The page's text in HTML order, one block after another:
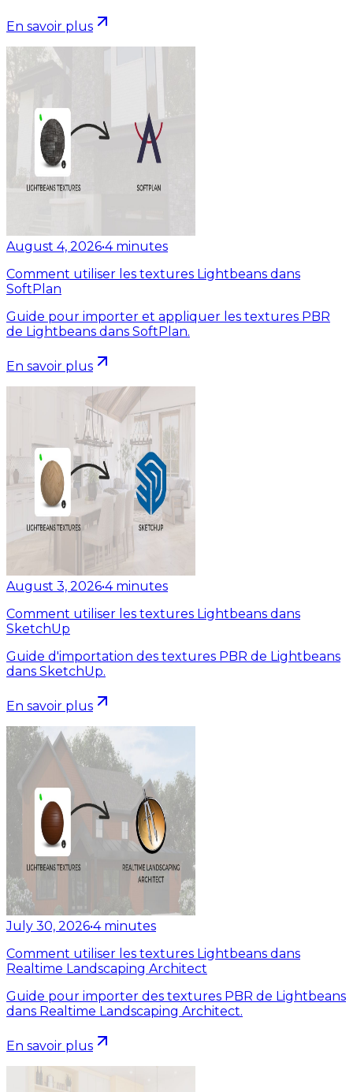
En savoir plus
August 4, 2026•4 minutes
Comment utiliser les textures Lightbeans dans
SoftPlan
Guide pour importer et appliquer les textures PBR
de Lightbeans dans SoftPlan.
En savoir plus
August 3, 2026•4 minutes
Comment utiliser les textures Lightbeans dans
SketchUp
Guide d'importation des textures PBR de Lightbeans
dans SketchUp.
En savoir plus
July 30, 2026•4 minutes
Comment utiliser les textures Lightbeans dans
Realtime Landscaping Architect
Guide pour importer des textures PBR de Lightbeans
dans Realtime Landscaping Architect.
En savoir plus